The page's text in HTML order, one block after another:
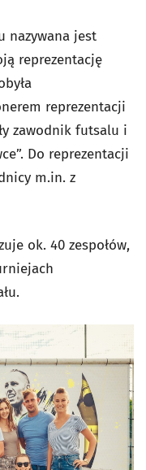
nazywana jest
reprezentację
reprezentacji
zawodnik futsalu i
Do reprezentacji
m.in. z
ok. 40 zespołów,